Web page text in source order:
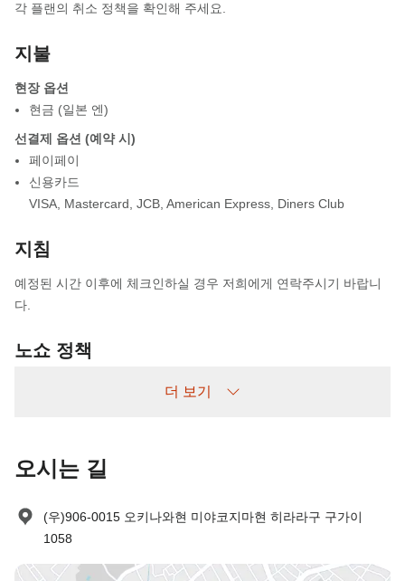
각 플랜의 취소 정책을 확인해 주세요.
지불
현장 옵션
현금 (일본 엔)
선결제 옵션 (예약 시)
페이페이
신용카드
VISA Mastercard JCB American Express Diners Club
지침
예정된 시간 이후에 체크인하실 경우 저희에게 연락주시기 바랍니
다.
노쇼 정책
더 보기
오시는 길
(우)906-0015 오키나와현 미야코지마현 히라라구 구가이
1058